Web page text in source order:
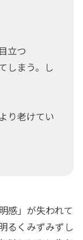
立つ
しまう。し
り老けてい
感」が失われて
るくみずみずし